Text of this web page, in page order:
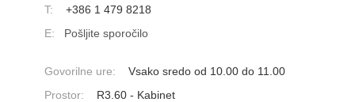
T:
+386 1 479 8218
E:
Pošljite sporočilo
Govorilne ure:
Vsako sredo od 10.00 do 11.00
Prostor:
R3.60 - Kabinet